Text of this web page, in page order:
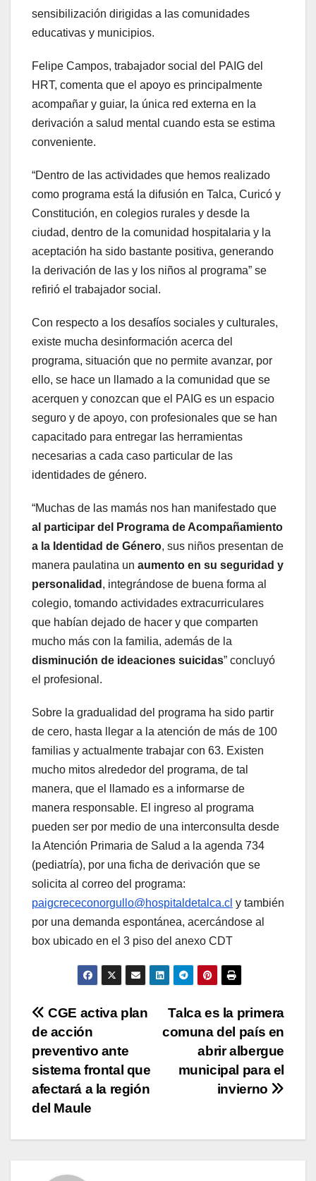
sensibilización dirigidas a las comunidades
educativas y municipios.
Felipe Campos, trabajador social del PAIG del
HRT, comenta que el apoyo es principalmente
acompañar y guiar, la única red externa en la
derivación a salud mental cuando esta se estima
conveniente.
“Dentro de las actividades que hemos realizado
como programa está la difusión en Talca, Curicó y
Constitución, en colegios rurales y desde la
ciudad, dentro de la comunidad hospitalaria y la
aceptación ha sido bastante positiva, generando
la derivación de las y los niños al programa” se
refirió el trabajador social.
Con respecto a los desafíos sociales y culturales,
existe mucha desinformación acerca del
programa, situación que no permite avanzar, por
ello, se hace un llamado a la comunidad que se
acerquen y conozcan que el PAIG es un espacio
seguro y de apoyo, con profesionales que se han
capacitado para entregar las herramientas
necesarias a cada caso particular de las
identidades de género.
“Muchas de las mamás nos han manifestado que
al participar del Programa de Acompañamiento
a la Identidad de Género, sus niños presentan de
manera paulatina un aumento en su seguridad y
personalidad , integrándose de buena forma al
colegio, tomando actividades extracurriculares
que habían dejado de hacer y que comparten
mucho más con la familia, además de la
disminución de ideaciones suicidas” concluyó
el profesional.
Sobre la gradualidad del programa ha sido partir
de cero, hasta llegar a la atención de más de 100
familias y actualmente trabajar con 63. Existen
mucho mitos alrededor del programa, de tal
manera, que el llamado es a informarse de
manera responsable. El ingreso al programa
pueden ser por medio de una interconsulta desde
la Atención Primaria de Salud a la agenda 734
(pediatría), por una ficha de derivación que se
solicita al correo del programa:
paigcrececonorgullo@hospitaldetalca.cl y también
por una demanda espontánea, acercándose al
box ubicado en el 3 piso del anexo CDT
Navegación
de
entradas
Talca es la primera
comuna del país en
abrir albergue
municipal para el
invierno
CGE activa plan
de acción
preventivo ante
sistema frontal que
afectará a la región
del Maule